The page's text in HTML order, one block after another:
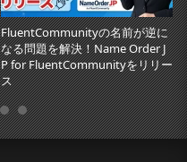
FluentCommunityの名前が逆に
なる問題を解決！Name Order J
P for FluentCommunityをリリー
ス